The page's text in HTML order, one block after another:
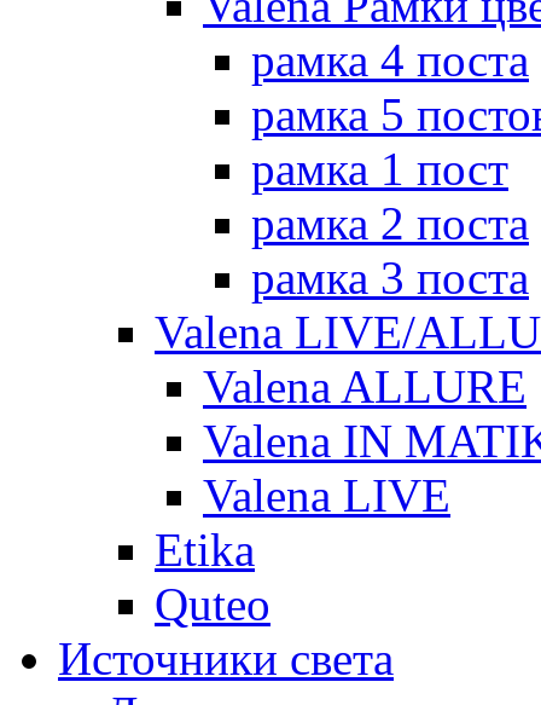
рамка 4 поста
рамка 5
рамка 1 пост
рамка 2 поста
рамка 3 поста
Valena LIVE/
Valena ALLURE
Valena IN
Valena LIVE
Etika
Quteo
Источники света